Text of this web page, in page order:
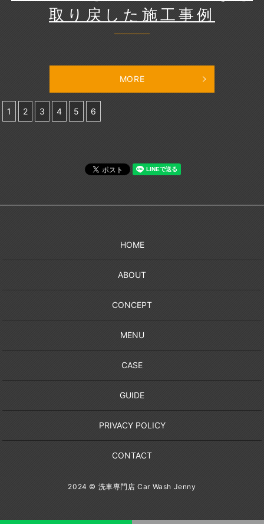
取り戻した施工事例
MORE
1 2 3 4 5 6
HOME
ABOUT
CONCEPT
MENU
CASE
GUIDE
PRIVACY POLICY
CONTACT
2024 © 洗車専門店 Car Wash Jenny